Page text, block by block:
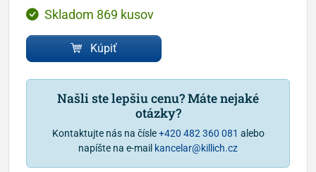
Skladom 869 kusov
Kúpiť
Našli ste lepšiu cenu? Máte nejaké
otázky?
Kontaktujte nás na čísle+420 482 360 081 alebo
napíšte na e-mail kancelar@killich.cz